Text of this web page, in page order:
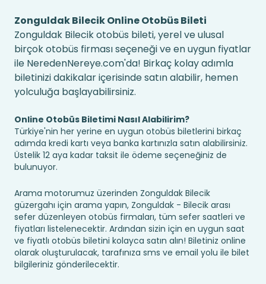
Zonguldak Bilecik Online Otobüs Bileti
Zonguldak Bilecik otobüs bileti, yerel ve ulusal
birçok otobüs firması seçeneği ve en uygun fiyatlar
ile NeredenNereye.com'da! Birkaç kolay adımla
biletinizi dakikalar içerisinde satın alabilir, hemen
yolculuğa başlayabilirsiniz.
Online Otobüs Biletimi Nasıl Alabilirim?
Türkiye'nin her yerine en uygun otobüs biletlerini birkaç
adımda kredi kartı veya banka kartınızla satın alabilirsiniz.
Üstelik 12 aya kadar taksit ile ödeme seçeneğiniz de
bulunuyor.
Arama motorumuz üzerinden Zonguldak Bilecik
güzergahı için arama yapın, Zonguldak - Bilecik arası
sefer düzenleyen otobüs firmaları, tüm sefer saatleri ve
fiyatları listelenecektir. Ardından sizin için en uygun saat
ve fiyatlı otobüs biletini kolayca satın alın! Biletiniz online
olarak oluşturulacak, tarafınıza sms ve email yolu ile bilet
bilgileriniz gönderilecektir.